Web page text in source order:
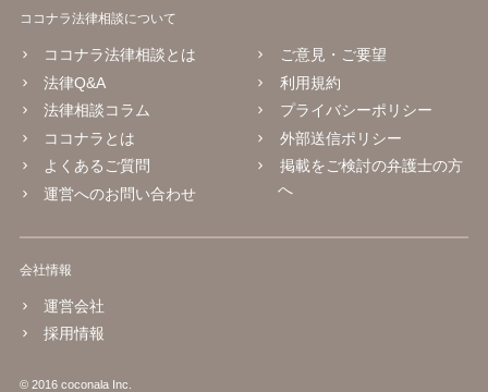
ココナラ法律相談について
ココナラ法律相談とは
法律Q&A
法律相談コラム
ココナラとは
よくあるご質問
運営へのお問い合わせ
ご意見・ご要望
利用規約
プライバシーポリシー
外部送信ポリシー
掲載をご検討の弁護士の方
へ
会社情報
運営会社
採用情報
© 2016 coconala Inc.